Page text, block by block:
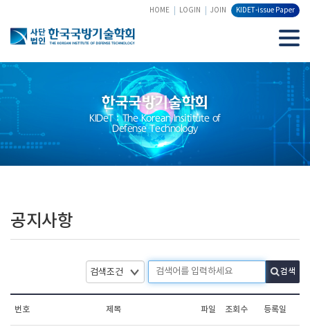
HOME LOGIN JOIN KIDET-issue Paper
한국국방기술학회
KIDeT : The Korean Insititute of
Defense Technology
공지사항
검색
번호 제목 파일 조회수 등록일